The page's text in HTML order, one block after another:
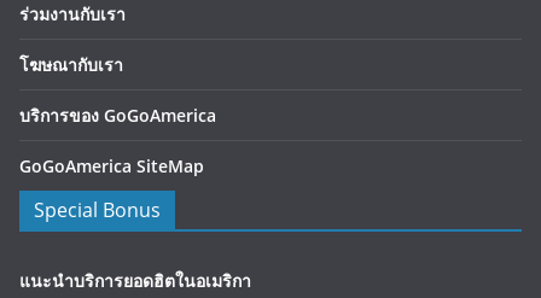
ร่วมงานกับเรา
โฆษณากับเรา
บริการของ GoGoAmerica
GoGoAmerica SiteMap
Special Bonus
แนะนำบริการยอดฮิตในอเมริกา